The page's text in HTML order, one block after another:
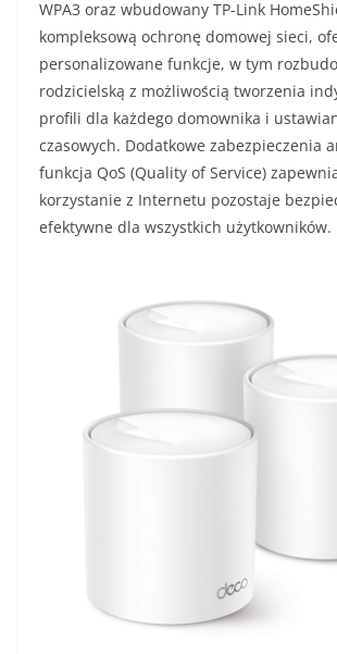
WPA3 oraz wbudowany TP-Link
kompleksową ochronę domowej sieci,
personalizowane funkcje, w tym
rodzicielską z możliwością tworzenia
profili dla każdego domownika i
czasowych. Dodatkowe zabezpieczenia
funkcja QoS (Quality of Service)
korzystanie z Internetu pozostaje
efektywne dla wszystkich użytkowników.